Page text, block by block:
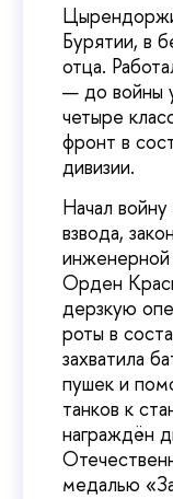
Бурятии, в
отца.
— до войны
четыре
фронт в
дивизии.
Начал
взвода,
инженерной
Орден
дерзкую
роты в
захватила
пушек и
танков к
награждён
медалью